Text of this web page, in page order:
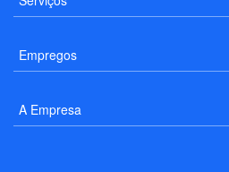
Empregos
A Empresa